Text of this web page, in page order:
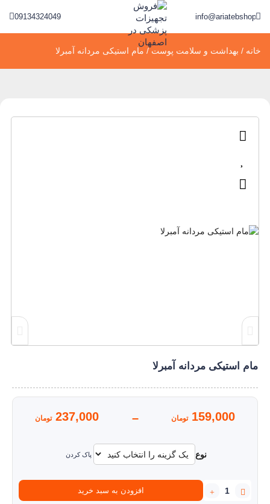
info@ariatebshop.ir
09134324049
خانه / بهداشت و سلامت پوست/ مام استیکی مردانه آمبرلا
مام استیکی مردانه آمبرلا
159,000 تومان –
237,000 تومان
نوع پاک کردن
استیکی
افزودن به سبد خرید